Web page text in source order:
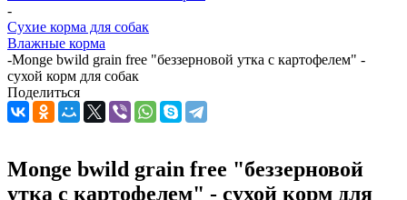
-
Сухие корма для собак
Влажные корма
-Monge bwild grain free "беззерновой утка с картофелем" -
сухой корм для собак
Поделиться
Monge bwild grain free "беззерновой
утка с картофелем" - сухой корм для